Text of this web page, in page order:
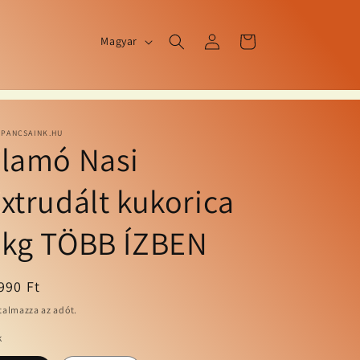
N
e
Magyar BejelentkezésKosár
Nasi
kukorica
TÖBB ÍZBEN
Ft
az adót.